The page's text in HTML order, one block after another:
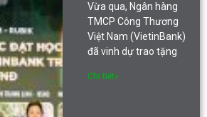
CHINH PHỤC
TRI THỨC
Vừa qua, Ngân hàng
TMCP Công Thương
Việt Nam (VietinBank)
đã vinh dự trao tặng
Chi tiết»